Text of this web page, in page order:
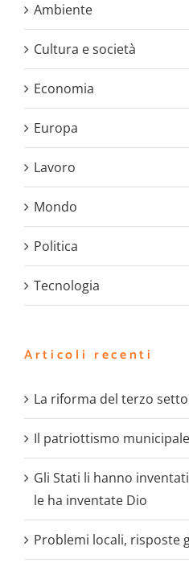
Ambiente
Cultura e società
Economia
Europa
Lavoro
Mondo
Politica
Tecnologia
Articoli recenti
La riforma del terzo
Il patriottismo
Gli Stati li hanno
le ha inventate Dio
Problemi locali, risposte